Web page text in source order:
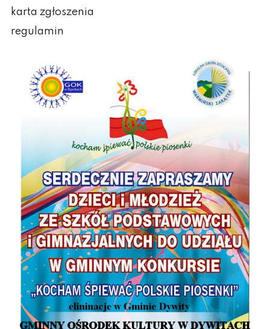
karta zgłoszenia
regulamin